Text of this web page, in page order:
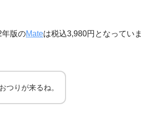
年版のMateは税込3,980円となっていま
つりが来るね。